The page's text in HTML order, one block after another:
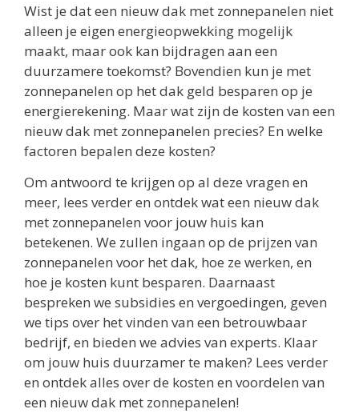
Wist je dat een nieuw dak met zonnepanelen niet
alleen je eigen energieopwekking mogelijk
maakt, maar ook kan bijdragen aan een
duurzamere toekomst? Bovendien kun je met
zonnepanelen op het dak geld besparen op je
energierekening. Maar wat zijn de kosten van een
nieuw dak met zonnepanelen precies? En welke
factoren bepalen deze kosten?
Om antwoord te krijgen op al deze vragen en
meer, lees verder en ontdek wat een nieuw dak
met zonnepanelen voor jouw huis kan
betekenen. We zullen ingaan op de prijzen van
zonnepanelen voor het dak, hoe ze werken, en
hoe je kosten kunt besparen. Daarnaast
bespreken we subsidies en vergoedingen, geven
we tips over het vinden van een betrouwbaar
bedrijf, en bieden we advies van experts. Klaar
om jouw huis duurzamer te maken? Lees verder
en ontdek alles over de kosten en voordelen van
een nieuw dak met zonnepanelen!